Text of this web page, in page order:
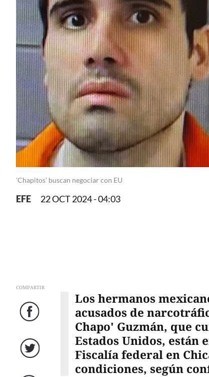
'Chapitos' buscan negociar con EU
EFE 22 OCT 2024 - 04:03
COMPARTIR
Facebook
Twitter
Los hermanos
acusados de
Chapo' Guzmán, que
Estados Unidos, están
Fiscalía federal en
condiciones, según